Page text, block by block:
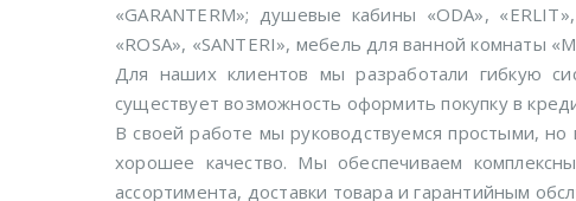
«GARANTERM»; душевые кабины «ODA»,
«ROSA», «SANTERI», мебель для ванной комнаты
Для наших клиентов мы разработали гибкую
существует возможность оформить покупку в
В своей работе мы руководствуемся простыми,
хорошее качество. Мы обеспечиваем
ассортимента, доставки товара и гарантийным